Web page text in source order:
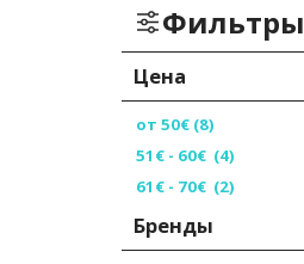
Фильтры
Цена
от 50€ (8)
51 € - 60€ (4)
61 € - 70€ (2)
Бренды